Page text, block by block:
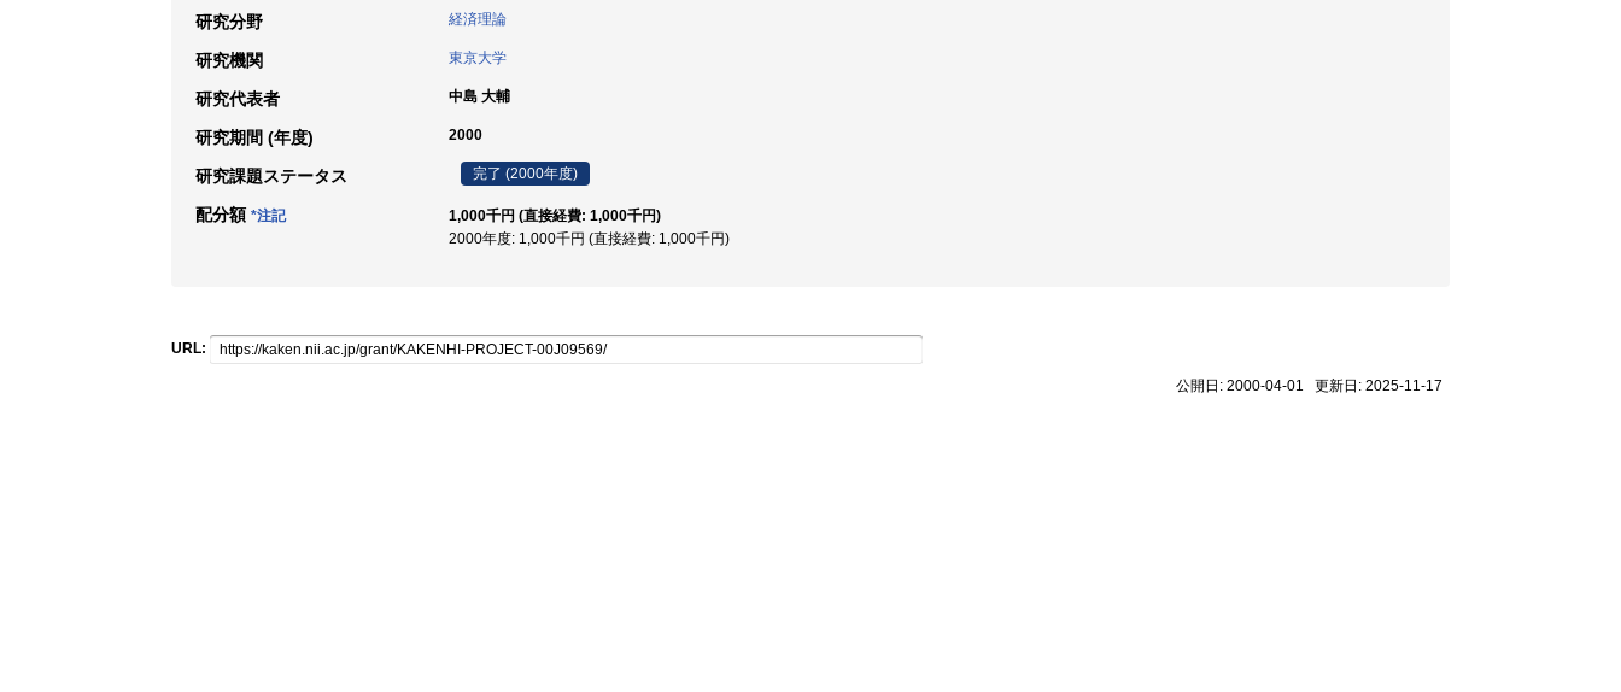
研究分野 経済理論
研究機関 東京大学
研究代表者 中島 大輔
研究期間 (年度) 2000
研究課題ステータス 完了 (2000年度)
配分額 *注記
1,000千円 (直接経費: 1,000千円)
2000年度: 1,000千円 (直接経費: 1,000千円)
URL:
公開日: 2000-04-01 更新日: 2025-11-17